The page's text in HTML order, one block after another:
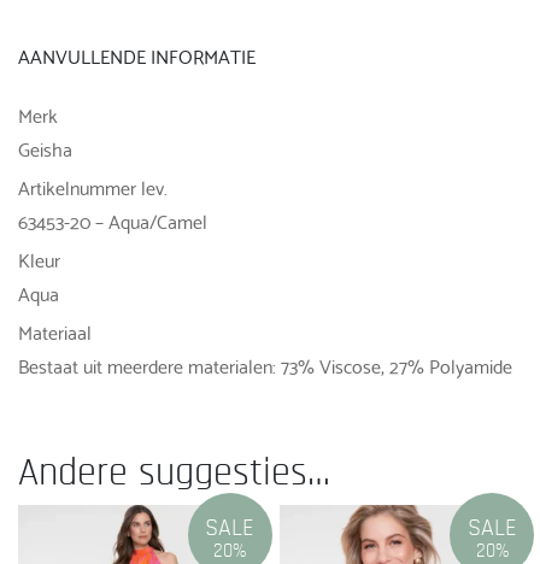
AANVULLENDE INFORMATIE
Merk
Geisha
Artikelnummer lev.
63453-20 – Aqua/Camel
Kleur
Aqua
Materiaal
Bestaat uit meerdere materialen: 73% Viscose, 27% Polyamide
Andere suggesties…
SALE
20%
SALE
20%